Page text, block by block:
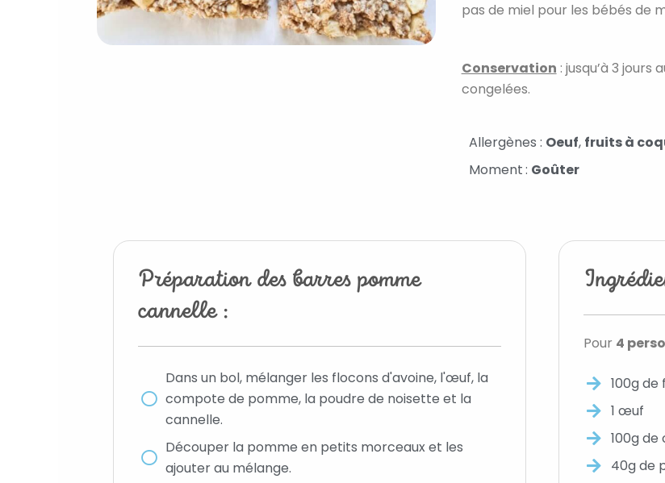
pas de miel pour les bébés de
Conservation : jusqu’à 3
congelées.
Allergènes : Oeuf, fruits à
Moment: Goûter
Préparation des barres pomme
cannelle :
Dans un bol, mélanger les flocons d'avoine, l'œuf, la
compote de pomme, la poudre de noisette et la
cannelle.
Découper la pomme en petits morceaux et les
ajouter au mélange.
Pour 4
100g
1 œuf
100g
40g de